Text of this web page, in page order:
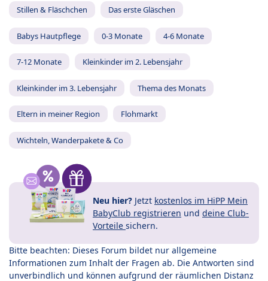
Stillen & Fläschchen Das erste Gläschen
Babys Hautpflege 0-3 Monate 4-6 Monate
7-12 Monate Kleinkinder im 2. Lebensjahr
Kleinkinder im 3. Lebensjahr Thema des Monats
Eltern in meiner Region Flohmarkt
Wichteln, Wanderpakete & Co
Neu hier? Jetzt kostenlos im HiPP Mein
BabyClub registrieren und deine Club-
Vorteile sichern.
Bitte beachten: Dieses Forum bildet nur allgemeine
Informationen zum Inhalt der Fragen ab. Die Antworten sind
unverbindlich und können aufgrund der räumlichen Distanz